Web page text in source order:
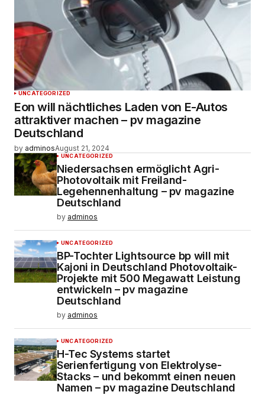
UNCATEGORIZED
Eon will nächtliches Laden von E-Autos
attraktiver machen – pv magazine
Deutschland
by adminosAugust 21, 2024
UNCATEGORIZED
Niedersachsen ermöglicht Agri-
Photovoltaik mit Freiland-
Legehennenhaltung – pv magazine
Deutschland
by adminos
UNCATEGORIZED
BP-Tochter Lightsource bp will mit
Kajoni in Deutschland Photovoltaik-
Projekte mit 500 Megawatt Leistung
entwickeln – pv magazine
Deutschland
by adminos
UNCATEGORIZED
H-Tec Systems startet
Serienfertigung von Elektrolyse-
Stacks – und bekommt einen neuen
Namen – pv magazine Deutschland